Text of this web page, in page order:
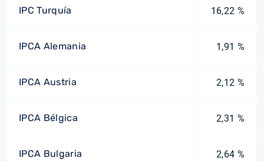
IPC Turquía 16,22 %
IPCA Alemania 1,91 %
IPCA Austria 2,12 %
IPCA Bélgica 2,31 %
IPCA Bulgaria 2,64 %